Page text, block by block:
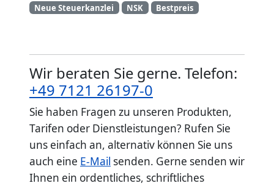
Neue Steuerkanzlei
NSK Bestpreis
Wir beraten Sie gerne. Telefon:
+49 7121 26197-0
Sie haben Fragen zu unseren Produkten,
Tarifen oder Dienstleistungen? Rufen Sie
uns einfach an, alternativ können Sie uns
auch eine E-Mail senden. Gerne senden wir
Ihnen ein ordentliches, schriftliches